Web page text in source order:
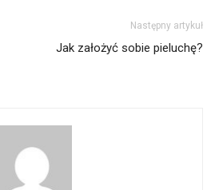
Następny artykuł
Jak założyć sobie pieluchę?